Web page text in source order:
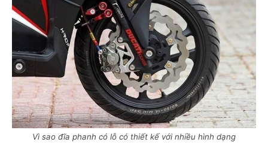
Vì sao đĩa phanh có lỗ có thiết kế với nhiều hình dạng